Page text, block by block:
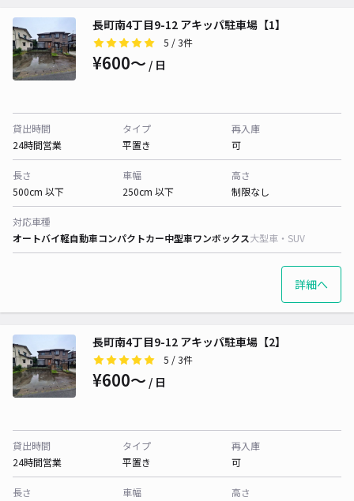
長町南4丁目9-12 アキッパ駐車場【1】
5 / 3件
¥600〜 / 日
貸出時間
24時間営業
タイプ
平置き
再入庫
可
長さ
500cm 以下
車幅
250cm 以下
高さ
制限なし
対応車種
オートバイ軽自動車コンパクトカー中型車ワンボックス大型車・SUV
詳細へ
長町南4丁目9-12 アキッパ駐車場【2】
5 / 3件
¥600〜 / 日
貸出時間
24時間営業
タイプ
平置き
再入庫
可
長さ
車幅
高さ